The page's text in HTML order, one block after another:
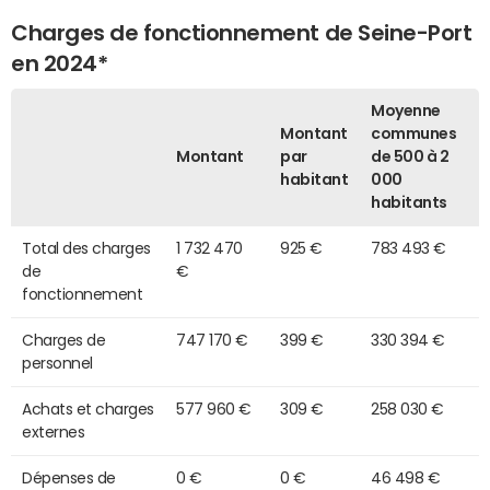
Charges de fonctionnement de Seine-Port
en 2024*
Montant
Montant
par
habitant
Moyenne
communes
de 500 à 2
000
habitants
Total des charges
de
fonctionnement
1 732 470
€
925 € 783 493 €
Charges de
personnel
747 170 € 399 € 330 394 €
Achats et charges
externes
577 960 € 309 € 258 030 €
Dépenses de 0 € 0 € 46 498 €